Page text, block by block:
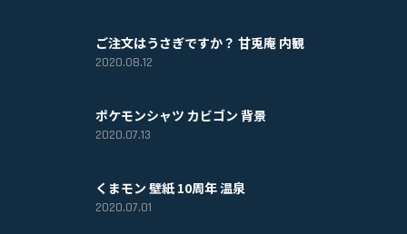
ご注文はうさぎですか？ 甘兎庵 内観
2020.08.12
ポケモンシャツ カビゴン 背景
2020.07.13
くまモン 壁紙 10周年 温泉
2020.07.01